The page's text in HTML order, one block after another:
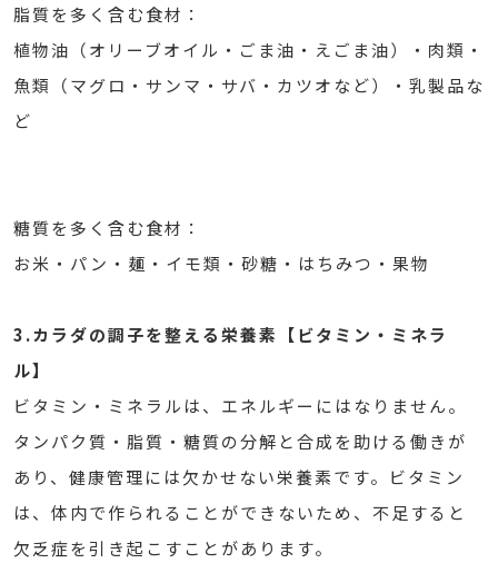
脂質を多く含む食材：
植物油（オリーブオイル・ごま油・えごま油）・肉類・
魚類（マグロ・サンマ・サバ・カツオなど）・乳製品な
ど
糖質を多く含む食材：
お米・パン・麺・イモ類・砂糖・はちみつ・果物
3.カラダの調子を整える栄養素【ビタミン・ミネラ
ル】
ビタミン・ミネラルは、エネルギーにはなりません。
タンパク質・脂質・糖質の分解と合成を助ける働きが
あり、健康管理には欠かせない栄養素です。ビタミン
は、体内で作られることができないため、不足すると
欠乏症を引き起こすことがあります。